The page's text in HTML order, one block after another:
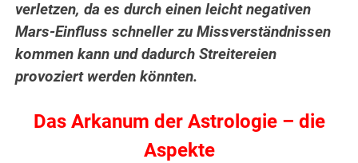
verletzen, da es durch einen leicht negativen
Mars-Einfluss schneller zu Missverständnissen
kommen kann und dadurch Streitereien
provoziert werden könnten.
Das Arkanum der Astrologie – die
Aspekte